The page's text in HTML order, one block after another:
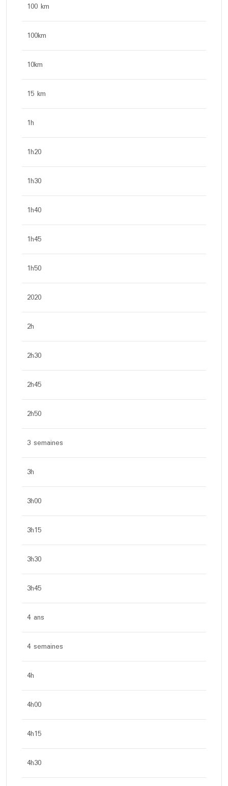
100 km
100km
10km
15 km
1h
1h20
1h30
1h40
1h45
1h50
2020
2h
2h30
2h45
2h50
3 semaines
3h
3h00
3h15
3h30
3h45
4 ans
4 semaines
4h
4h00
4h15
4h30